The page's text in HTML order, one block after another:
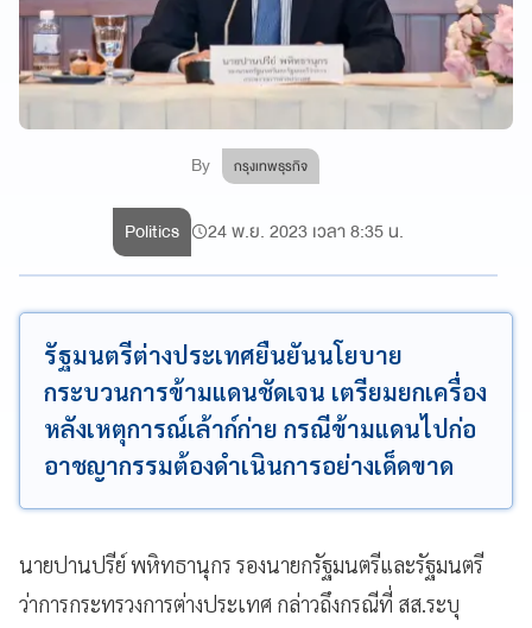
By กรุงเทพธุรกิจ
Politics 24 พ.ย. 2023 เวลา 8:35 น.
รัฐมนตรีต่างประเทศยืนยันนโยบาย
กระบวนการข้ามแดนชัดเจน เตรียมยกเครื่อง
หลังเหตุการณ์เล้าก์ก่าย กรณีข้ามแดนไปก่อ
อาชญากรรมต้องดำเนินการอย่างเด็ดขาด
นายปานปรีย์ พหิทธานุกร รองนายกรัฐมนตรีและรัฐมนตรี
ว่าการกระทรวงการต่างประเทศ กล่าวถึงกรณีที่ สส.ระบุ